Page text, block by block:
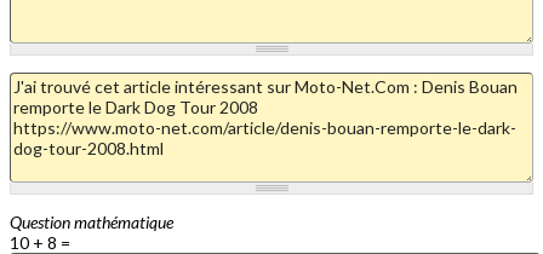
Question mathématique
10 + 8 =